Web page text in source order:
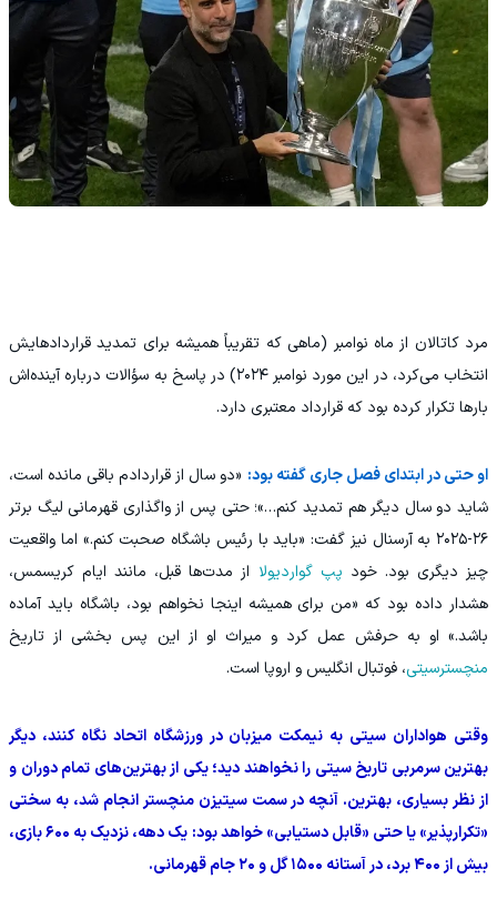
مرد کاتالان از ماه نوامبر (ماهی که تقریباً همیشه برای تمدید قراردادهایش
انتخاب می‌کرد، در این مورد نوامبر ۲۰۲۴) در پاسخ به سؤالات درباره آینده‌اش
بارها تکرار کرده بود که قرارداد معتبری دارد.
او حتی در ابتدای فصل جاری گفته بود: «دو سال از قراردادم باقی مانده است،
شاید دو سال دیگر هم تمدید کنم…»؛ حتی پس از واگذاری قهرمانی لیگ برتر
۲۶-۲۰۲۵ به آرسنال نیز گفت: «باید با رئیس باشگاه صحبت کنم.» اما واقعیت
چیز دیگری بود. خود پپ گواردیولا از مدت‌ها قبل، مانند ایام کریسمس،
هشدار داده بود که «من برای همیشه اینجا نخواهم بود، باشگاه باید آماده
باشد.» او به حرفش عمل کرد و میراث او از این پس بخشی از تاریخ
منچسترسیتی، فوتبال انگلیس و اروپا است.
وقتی هواداران سیتی به نیمکت میزبان در ورزشگاه اتحاد نگاه کنند، دیگر
بهترین سرمربی تاریخ سیتی را نخواهند دید؛ یکی از بهترین‌های تمام دوران و
از نظر بسیاری، بهترین. آنچه در سمت سیتیزن منچستر انجام شد، به سختی
«تکرارپذیر» یا حتی «قابل دستیابی» خواهد بود: یک دهه، نزدیک به ۶۰۰ بازی،
بیش از ۴۰۰ برد، در آستانه ۱۵۰۰ گل و ۲۰ جام قهرمانی.